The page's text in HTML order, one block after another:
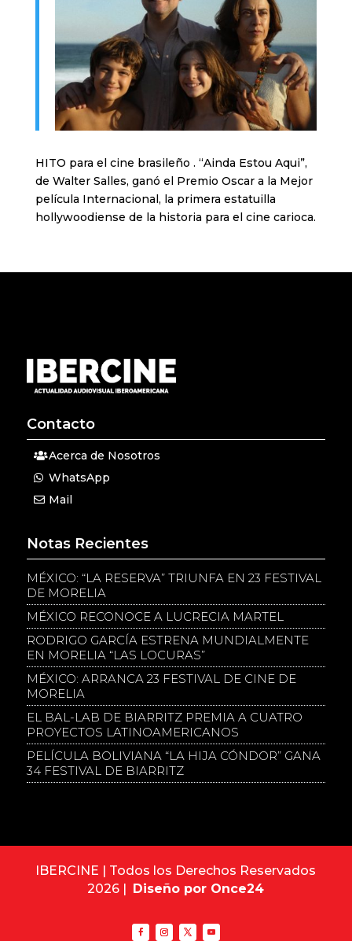
HITO para el cine brasileño . “Ainda Estou Aqui”,
de Walter Salles, ganó el Premio Oscar a la Mejor
película Internacional, la primera estatuilla
hollywoodiense de la historia para el cine carioca.
Contacto
Acerca de Nosotros
WhatsApp
Mail
Notas Recientes
MÉXICO: “LA RESERVA” TRIUNFA EN 23 FESTIVAL
DE MORELIA
MÉXICO RECONOCE A LUCRECIA MARTEL
RODRIGO GARCÍA ESTRENA MUNDIALMENTE
EN MORELIA “LAS LOCURAS”
MÉXICO: ARRANCA 23 FESTIVAL DE CINE DE
MORELIA
EL BAL-LAB DE BIARRITZ PREMIA A CUATRO
PROYECTOS LATINOAMERICANOS
PELÍCULA BOLIVIANA “LA HIJA CÓNDOR” GANA
34 FESTIVAL DE BIARRITZ
IBERCINE | Todos los Derechos Reservados
2026 | Diseño por Once24